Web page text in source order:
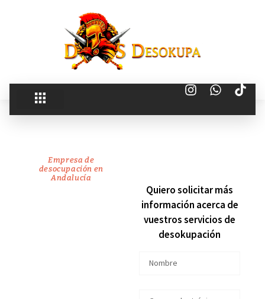
Empresa de
desocupación en
Andalucía
recuperamosQuiero solicitar más
información acerca de
vuestros servicios de
desokupación